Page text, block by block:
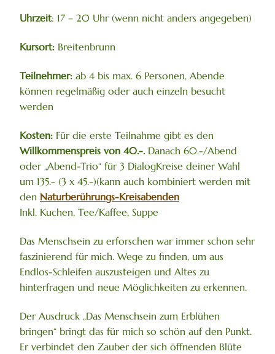
Uhrzeit: 17 – 20 Uhr (wenn nicht anders angegeben)
Kursort: Breitenbrunn
Teilnehmer: ab 4 bis max. 6 Personen, Abende
können regelmäßig oder auch einzeln besucht
werden
Kosten: Für die erste Teilnahme gibt es den
Willkommenspreis von 40.-. Danach 60.-/Abend
oder „Abend-Trio“ für 3 DialogKreise deiner Wahl
um 135.- (3 x 45.-)(kann auch kombiniert werden mit
den Naturberührungs-Kreisabenden
Inkl. Kuchen, Tee/Kaffee, Suppe
Das Menschsein zu erforschen war immer schon sehr
faszinierend für mich. Wege zu finden, um aus
Endlos-Schleifen auszusteigen und Altes zu
hinterfragen und neue Möglichkeiten zu erkennen.
Der Ausdruck „Das Menschsein zum Erblühen
bringen“ bringt das für mich so schön auf den Punkt.
Er verbindet den Zauber der sich öffnenden Blüte